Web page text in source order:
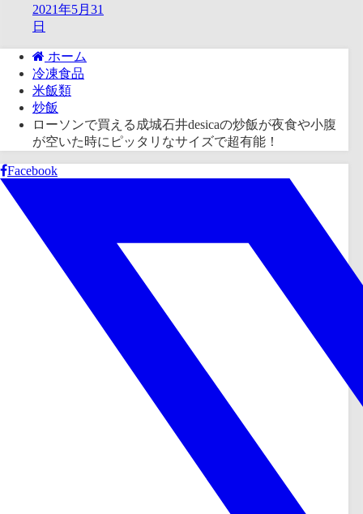
2021年5月31
日
ホーム
冷凍食品
米飯類
炒飯
ローソンで買える成城石井desicaの炒飯が夜食や小腹
が空いた時にピッタリなサイズで超有能！
Facebook